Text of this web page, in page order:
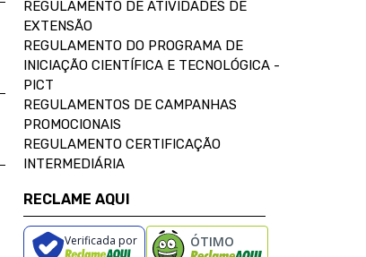
REGULAMENTO DE ATIVIDADES DE
EXTENSÃO
REGULAMENTO DO PROGRAMA DE
INICIAÇÃO CIENTÍFICA E TECNOLÓGICA -
PICT
REGULAMENTOS DE CAMPANHAS
PROMOCIONAIS
REGULAMENTO CERTIFICAÇÃO
INTERMEDIÁRIA
RECLAME AQUI
Verificada por ÓTIMO